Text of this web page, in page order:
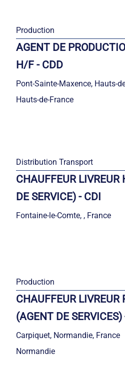
Production
AGENT DE
H/F - CDD
Pont-Sainte-Maxence, Hauts-
Hauts-de-France
Distribution Transport
CHAUFFEUR
DE SERVICE) - CDI
Fontaine-le-Comte, , France
Production
CHAUFFEUR LIVREUR
(AGENT DE SERVICES)
Carpiquet, Normandie, France
Normandie